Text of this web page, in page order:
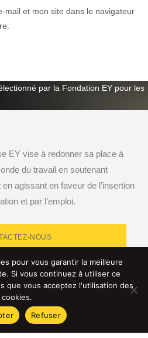
mail et mon site dans le navigateur
par la Fondation EY pour les
EY vise à redonner sa place à
du travail en soutenant
agissant en faveur de l’insertion
et par l’emploi.
NOUS
SOCIAUX
pour vous garantir la meilleure
Si vous continuez à utiliser ce
que vous acceptez l'utilisation des
cookies.
Refuser